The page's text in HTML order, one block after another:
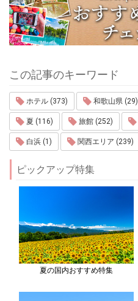
この記事のキーワード
ホテル (373) 和歌山県 (29)
夏 (116) 旅館 (252)
白浜 (1) 関西エリア (239)
ピックアップ特集
夏の国内おすすめ特集